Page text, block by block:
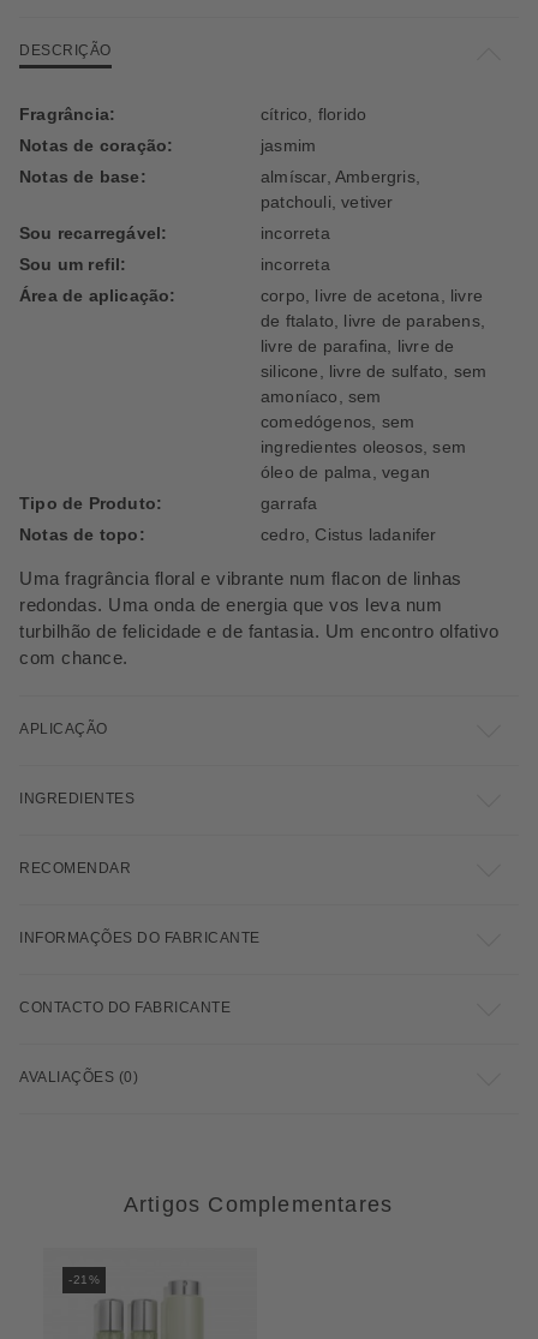
DESCRIÇÃO
Uma fragrância floral e vibrante num flacon de linhas
redondas. Uma onda de energia que vos leva num
turbilhão de felicidade e de fantasia. Um encontro olfativo
com chance.
Fragrância:
cítrico, florido
Notas de coração:
jasmim
Notas de base:
almíscar, Ambergris,
patchouli, vetiver
Sou recarregável:
incorreta
Sou um refil:
incorreta
Área de aplicação:
corpo, livre de acetona, livre
de ftalato, livre de parabens,
livre de parafina, livre de
silicone, livre de sulfato, sem
amoníaco, sem
comedógenos, sem
ingredientes oleosos, sem
óleo de palma, vegan
Tipo de Produto:
garrafa
Notas de topo:
cedro, Cistus ladanifer
APLICAÇÃO
INGREDIENTES
RECOMENDAR
INFORMAÇÕES DO FABRICANTE
CONTACTO DO FABRICANTE
AVALIAÇÕES (0)
Artigos Complementares
-21%